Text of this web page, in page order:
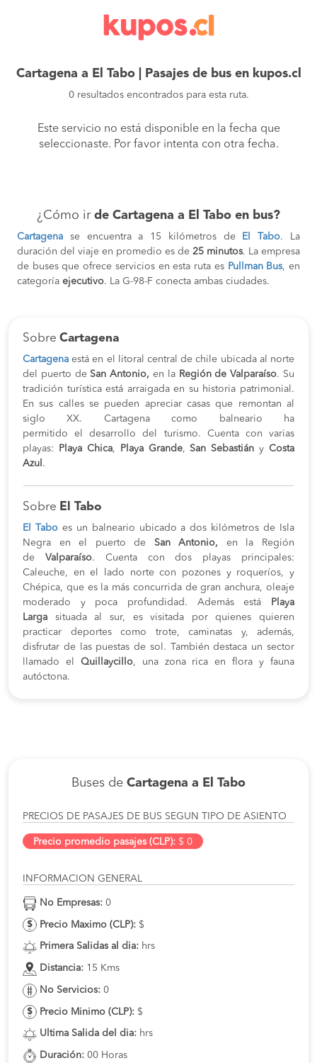
Cartagena a El Tabo | Pasajes de bus en kupos.cl
0 resultados encontrados para esta ruta.
Este servicio no está disponible en la fecha que
seleccionaste. Por favor intenta con otra fecha.
¿Cómo ir de Cartagena a El Tabo en bus?
Cartagena se encuentra a 15 kilómetros de El Tabo. La
duración del viaje en promedio es de 25 minutos. La empresa
de buses que ofrece servicios en esta ruta es Pullman Bus, en
categoría ejecutivo. La G-98-F conecta ambas ciudades.
Sobre Cartagena
Cartagena está en el litoral central de chile ubicada al norte
del puerto deSan Antonio, en laRegión de Valparaíso. Su
tradición turística está arraigada en su historia patrimonial.
En sus calles se pueden apreciar casas que remontan al
siglo XX. Cartagena como balneario ha
permitido el desarrollo del turismo. Cuenta con varias
playas:
Playa Chica, Playa Grande,San Sebastián y Costa
Azul .
Sobre El Tabo
El Taboes un balneario ubicado a dos kilómetros de Isla
Negra en el puerto de San Antonio, en la Región
de Valparaíso. Cuenta con dos playas principales:
Caleuche, en el lado norte con pozones y roqueríos, y
Chépica, que es la más concurrida de gran anchura, oleaje
moderado y poca profundidad. Además está
Playa
Larga situada al sur, es visitada por quienes quieren
practicar deportes como trote, caminatas y, además,
disfrutar de las puestas de sol. También destaca un sector
llamado el Quillaycillo, una zona rica en flora y fauna
autóctona.
Buses de Cartagena a El Tabo
PRECIOS DE PASAJES DE BUS SEGUN TIPO DE ASIENTO
Precio promedio pasajes (CLP): $ 0
INFORMACION GENERAL
No Empresas: 0
Precio Maximo (CLP): $
Primera Salidas al dia: hrs
Distancia: 15 Kms
No Servicios: 0
Precio Minimo (CLP): $
Ultima Salida del dia: hrs
Duración: 00 Horas